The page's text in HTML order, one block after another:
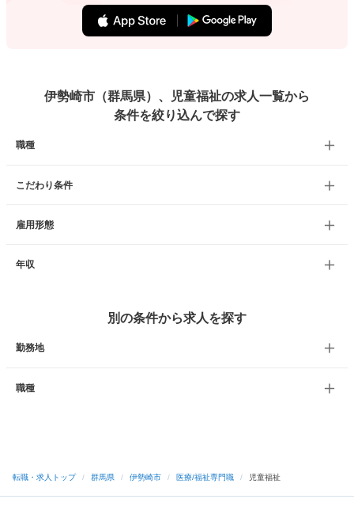
伊勢崎市（群馬県）、児童福祉の求人一覧から
条件を絞り込んで探す
職種
こだわり条件
雇用形態
年収
別の条件から求人を探す
勤務地
職種
転職・求人トップ / 群馬県 / 伊勢崎市 / 医療/福祉専門職 / 児童福祉